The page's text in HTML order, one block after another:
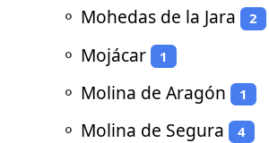
⚬ Mohedas de la Jara 2
⚬ Mojácar 1
⚬ Molina de Aragón 1
⚬ Molina de Segura 4